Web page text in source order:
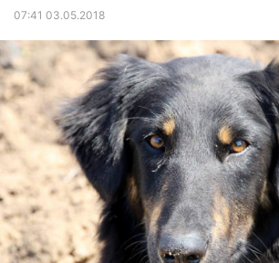
07:41 03.05.2018